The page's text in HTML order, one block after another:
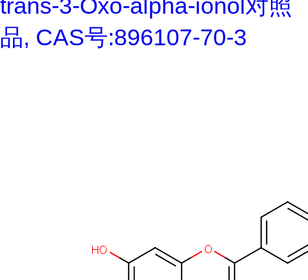
trans-3-Oxo-alpha-ionol对照
品, CAS号:896107-70-3